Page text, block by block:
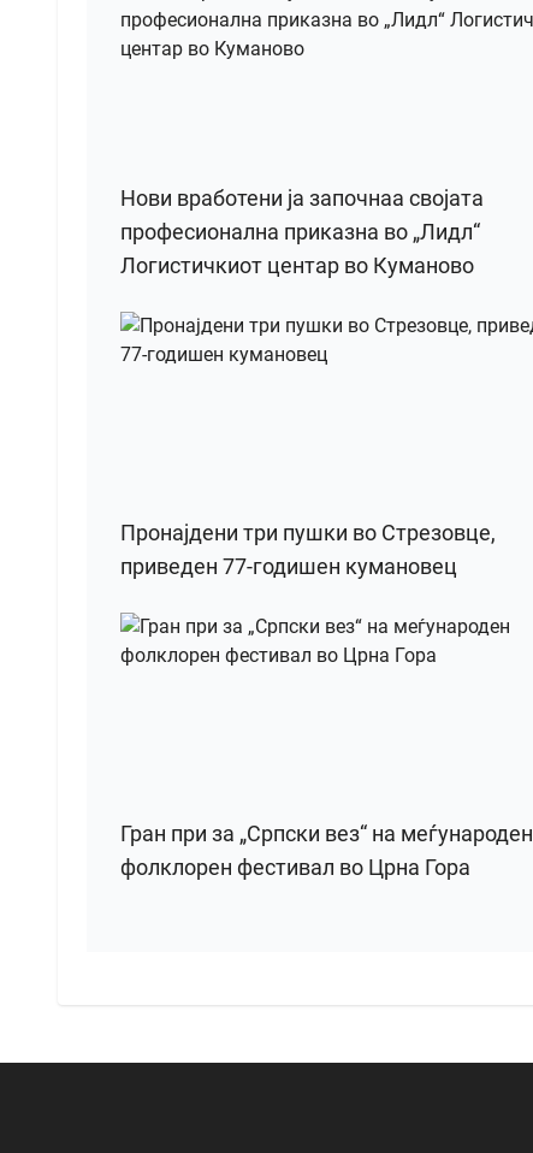
Нови вработени ја започнаа својата
професионална приказна во „Лидл“
Логистичкиот центар во Куманово
Пронајдени три пушки во Стрезовце,
приведен 77-годишен кумановец
Гран при за „Српски вез“ на меѓународен
фолклорен фестивал во Црна Гора